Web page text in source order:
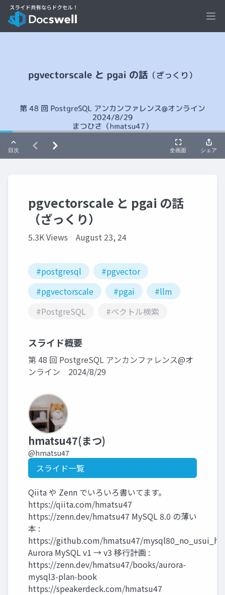
pgvectorscale と pgai の話
（ざっくり）
5.3K Views August 23, 24
#postgresql
#pgvector
#pgvectorscale
#pgai
#llm
#PostgreSQL
#ベクトル検索
スライド概要
第 48 回 PostgreSQL アンカンファレンス@オ
ンライン 2024/8/29
hmatsu47(まつ)
@hmatsu47
スライド一覧
Qiita や Zenn でいろいろ書いてます。
https://qiita.com/hmatsu47
https://zenn.dev/hmatsu47 MySQL 8.0 の薄い
本 :
https://github.com/hmatsu47/
Aurora MySQL v1 → v3 移行計画 :
https://zenn.dev/hmatsu47/books/aurora-
mysql3-plan-book
https://speakerdeck.com/hmatsu47